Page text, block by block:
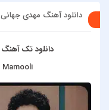
دانلود آهنگ مهدی جهانی
دانلود تک آهنگ
Mamooli